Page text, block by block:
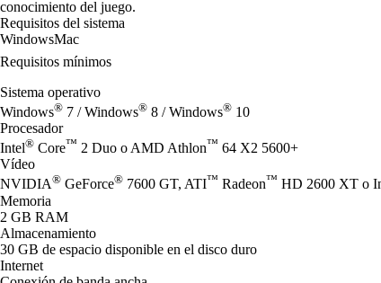
conocimiento del juego.
Requisitos del sistema
WindowsMac
Requisitos mínimos
Sistema operativo
Windows® 7 / Windows® 8 / Windows® 10
Procesador
Intel® Core™ 2 Duo o AMD Athlon™ 64 X2 5600+
Vídeo
NVIDIA® GeForce® 7600 GT, ATI™ Radeon™ HD 2600 XT o
Memoria
2 GB RAM
Almacenamiento
30 GB de espacio disponible en el disco duro
Internet